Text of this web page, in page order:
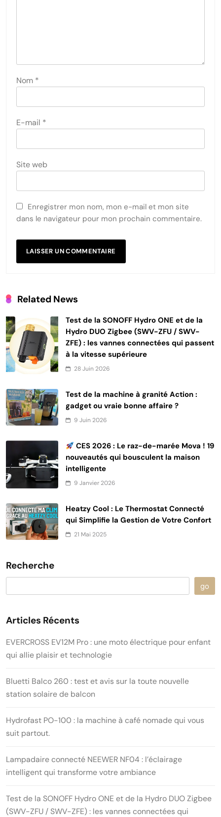
Nom *
E-mail *
Site web
Enregistrer mon nom, mon e-mail et mon site
dans le navigateur pour mon prochain commentaire.
Related News
Test de la SONOFF Hydro ONE et de la
Hydro DUO Zigbee (SWV-ZFU / SWV-
ZFE) : les vannes connectées qui passent
à la vitesse supérieure
28 Juin 2026
Test de la machine à granité Action :
gadget ou vraie bonne affaire ?
9 Juin 2026
CES 2026 : Le raz-de-marée Mova ! 19
nouveautés qui bousculent la maison
intelligente
9 Janvier 2026
Heatzy Cool : Le Thermostat Connecté
qui Simplifie la Gestion de Votre Confort
21 Mai 2025
Recherche
go
Articles Récents
EVERCROSS EV12M Pro : une moto électrique pour enfant
qui allie plaisir et technologie
Bluetti Balco 260 : test et avis sur la toute nouvelle
station solaire de balcon
Hydrofast PO-100 : la machine à café nomade qui vous
suit partout.
Lampadaire connecté NEEWER NF04 : l’éclairage
intelligent qui transforme votre ambiance
Test de la SONOFF Hydro ONE et de la Hydro DUO Zigbee
(SWV-ZFU / SWV-ZFE) : les vannes connectées qui